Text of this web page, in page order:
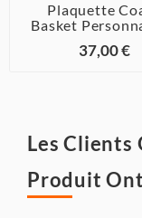
Plaquette
Basket
37,00 €
Les Clients
Produit